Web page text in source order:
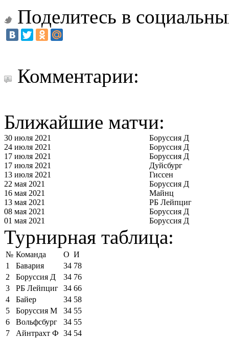
Поделитесь в
Комментарии:
Ближайшие матчи:
30 июля 2021
Боруссия Д
24 июля 2021
Боруссия Д
17 июля 2021
Боруссия Д
17 июля 2021
Дуйсбург
13 июля 2021
Гиссен
22 мая 2021
Боруссия Д
16 мая 2021
Майнц
13 мая 2021
РБ Лейпциг
08 мая 2021
Боруссия Д
01 мая 2021
Боруссия Д
Турнирная таблица:
№ Команда О И
1
Бавария 34 78
2
Боруссия Д 34 76
3
РБ Лейпциг 34 66
4
Байер 34 58
5
Боруссия М 34 55
6
Вольфсбург 34 55
7
Айнтрахт Ф 34 54